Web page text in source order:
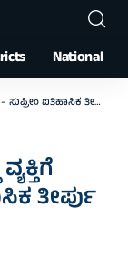
National
ಐತಿಹಾಸಿಕ ತೀರ್ಪು
ತೀರ್ಪು